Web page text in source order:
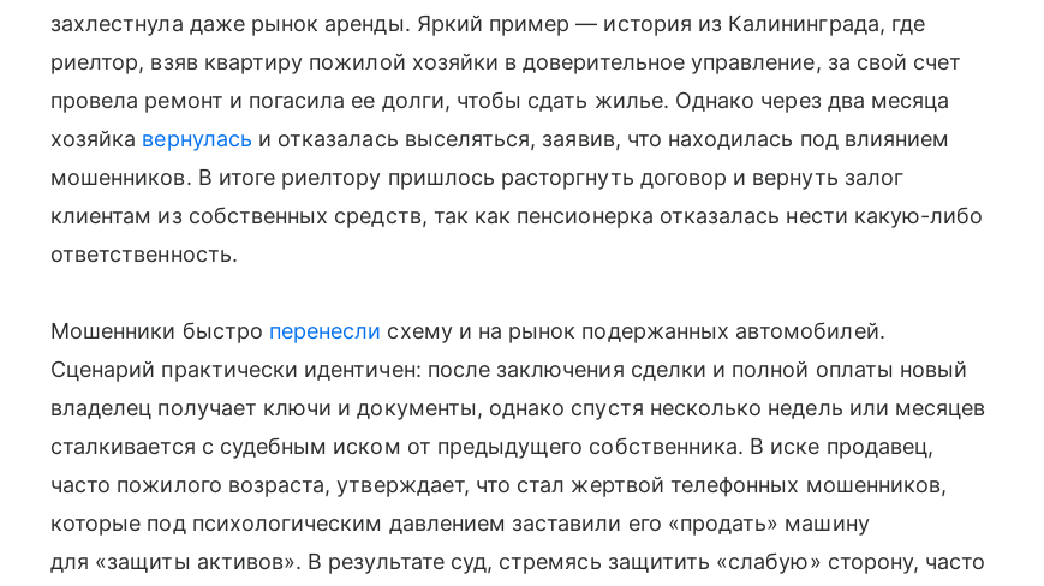
захлестнула даже рынок аренды. Яркий пример — история из Калининграда, где
риелтор, взяв квартиру пожилой хозяйки в доверительное управление, за свой счет
провела ремонт и погасила ее долги, чтобы сдать жилье. Однако через два месяца
хозяйка вернулась и отказалась выселяться, заявив, что находилась под влиянием
мошенников. В итоге риелтору пришлось расторгнуть договор и вернуть залог
клиентам из собственных средств, так как пенсионерка отказалась нести какую-либо
ответственность.
Мошенники быстро перенесли схему и на рынок подержанных автомобилей.
Сценарий практически идентичен: после заключения сделки и полной оплаты новый
владелец получает ключи и документы, однако спустя несколько недель или месяцев
сталкивается с судебным иском от предыдущего собственника. В иске продавец,
часто пожилого возраста, утверждает, что стал жертвой телефонных мошенников,
которые под психологическим давлением заставили его «продать» машину
для «защиты активов». В результате суд, стремясь защитить «слабую» сторону, часто